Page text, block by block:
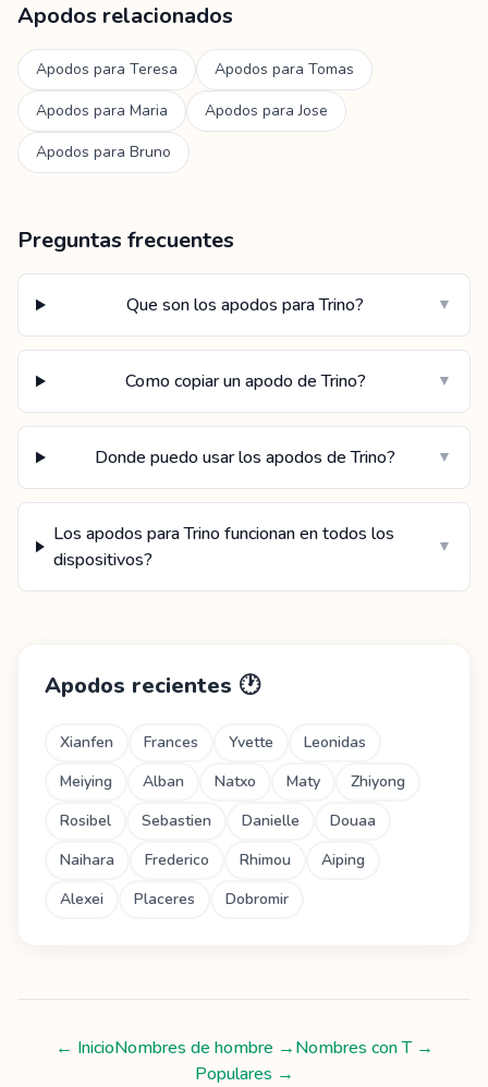
Apodos relacionados
Apodos para Teresa Apodos para Tomas
Apodos para Maria Apodos paraJose
Apodos para Bruno
Preguntas frecuentes
Que son los apodos para Trino? ▼
Como copiar un apodo de Trino? ▼
Donde puedo usar los apodos de Trino? ▼
Los apodos para Trino funcionan en todos los
dispositivos?
▼
Apodos recientes 🕐
Xianfen Frances Yvette
Leonidas
Meiying
Alban Natxo Maty
Zhiyong
Rosibel
Sebastien Danielle
Douaa
Naihara
Frederico Rhimou
Aiping
Alexei
Placeres Dobromir
← InicioNombres de hombre →Nombres conT→
Populares →